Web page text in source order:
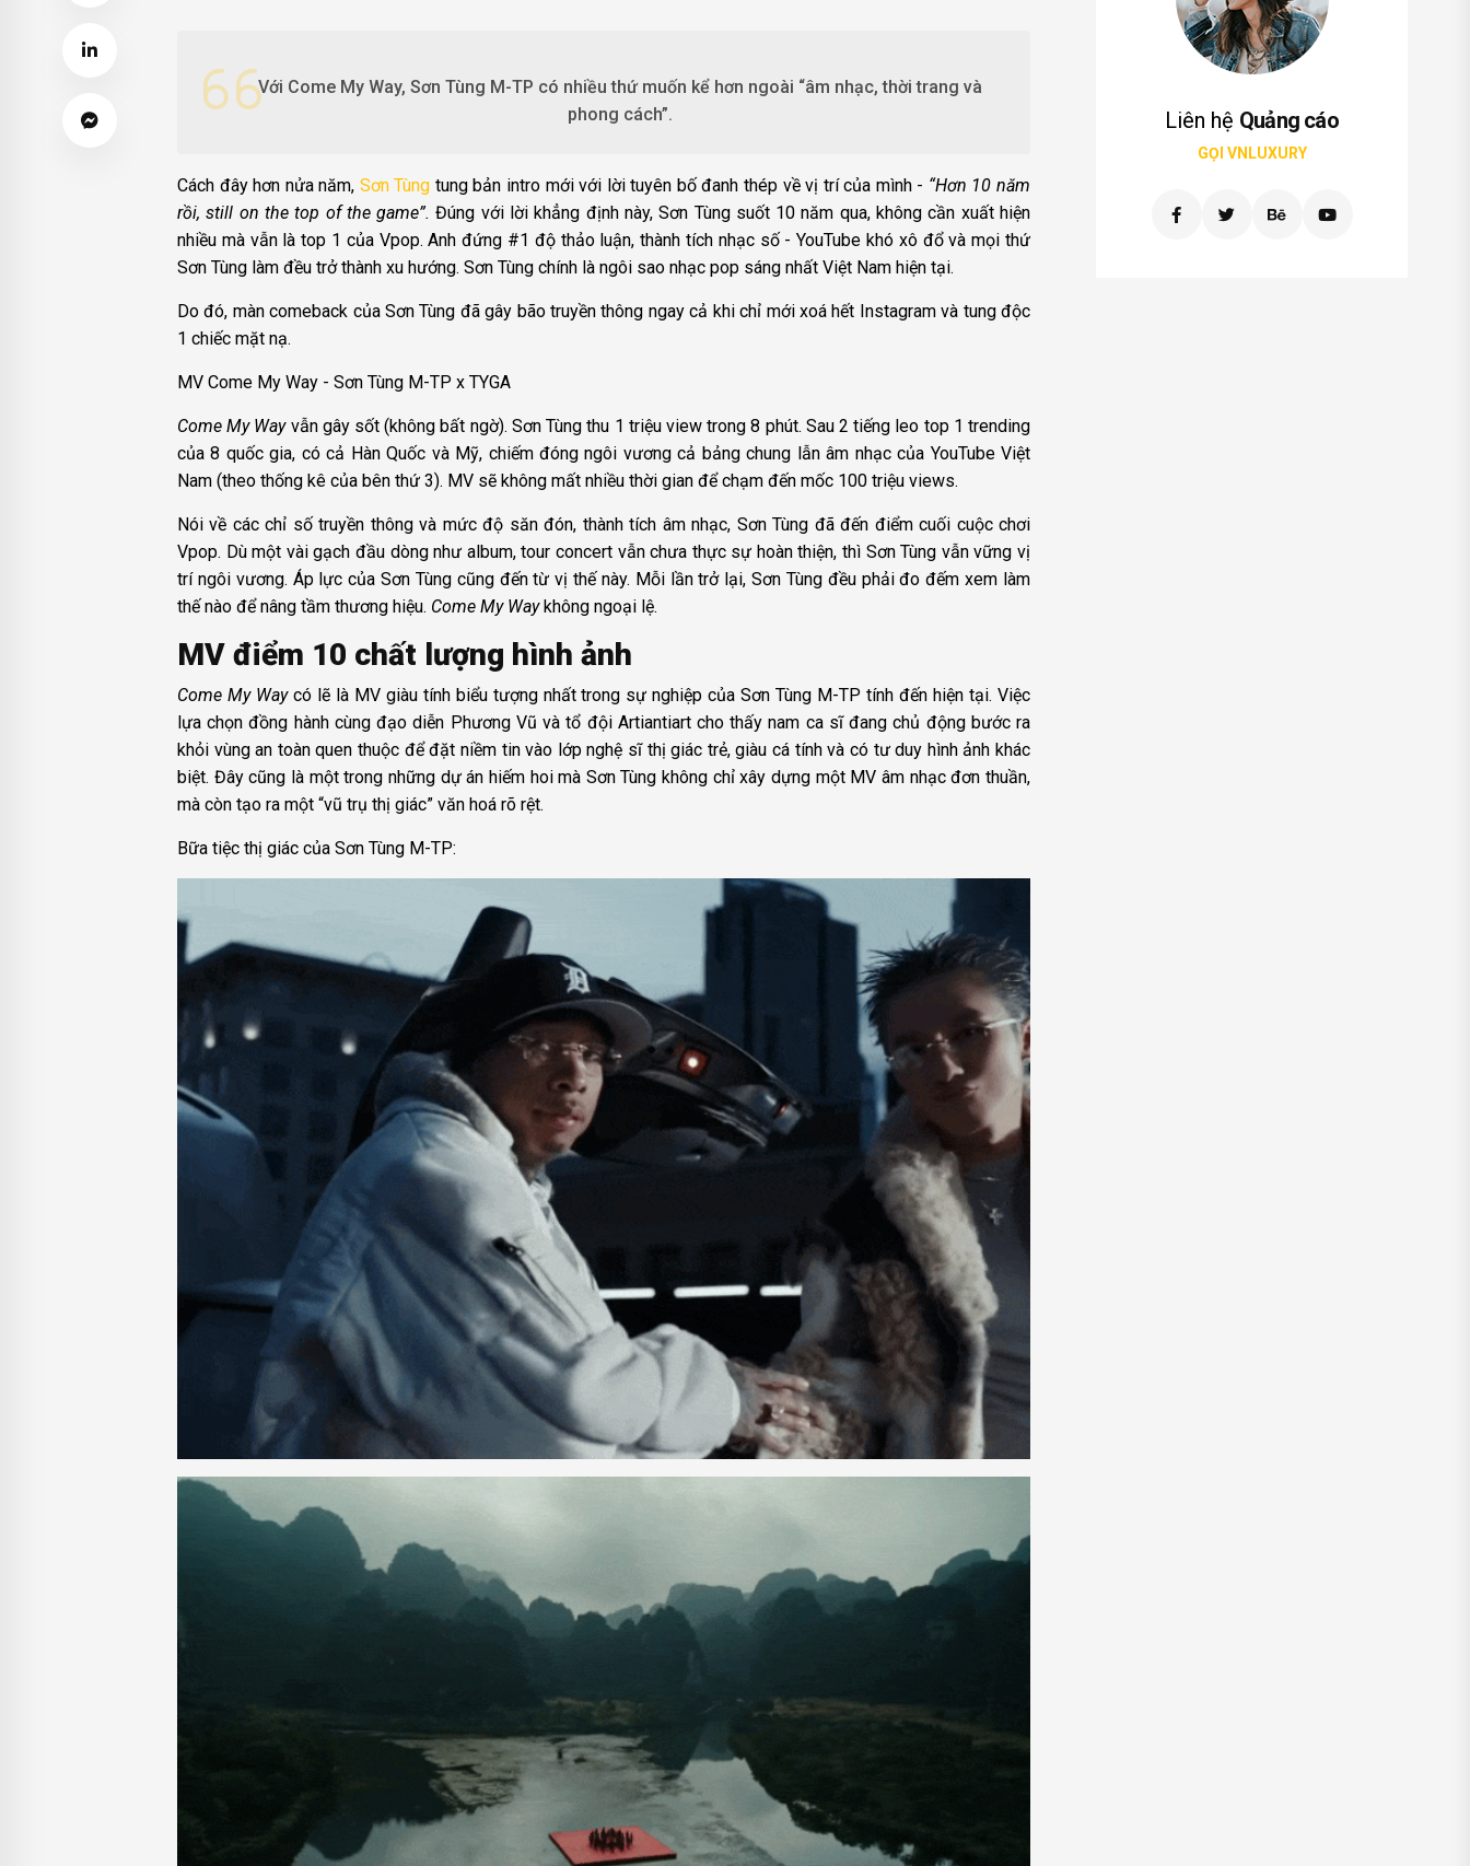
Với Come My Way, Sơn Tùng M-TP có nhiều thứ muốn kể hơn ngoài “âm nhạc, thời trang và
phong cách”.
Cách đây hơn nửa năm, Sơn Tùng tung bản intro mới với lời tuyên bố đanh thép về vị trí của mình - “Hơn 10 năm
rồi, still on the top of the game”.Đúng với lời khẳng định này, Sơn Tùng suốt 10 năm qua, không cần xuất hiện
nhiều mà vẫn là top 1 của Vpop. Anh đứng #1 độ thảo luận, thành tích nhạc số - YouTube khó xô đổ và mọi thứ
Sơn Tùng làm đều trở thành xu hướng. Sơn Tùng chính là ngôi sao nhạc pop sáng nhất Việt Nam hiện tại.
Do đó, màn comeback của Sơn Tùng đã gây bão truyền thông ngay cả khi chỉ mới xoá hết Instagram và tung độc
1 chiếc mặt nạ.
MV Come My Way - Sơn Tùng M-TP x TYGA
Come My Way vẫn gây sốt (không bất ngờ). Sơn Tùng thu 1 triệu view trong 8 phút. Sau 2 tiếng leo top 1 trending
của 8 quốc gia, có cả Hàn Quốc và Mỹ, chiếm đóng ngôi vương cả bảng chung lẫn âm nhạc của YouTube Việt
Nam (theo thống kê của bên thứ 3). MV sẽ không mất nhiều thời gian để chạm đến mốc 100 triệu views.
Nói về các chỉ số truyền thông và mức độ săn đón, thành tích âm nhạc, Sơn Tùng đã đến điểm cuối cuộc chơi
Vpop. Dù một vài gạch đầu dòng như album, tour concert vẫn chưa thực sự hoàn thiện, thì Sơn Tùng vẫn vững vị
trí ngôi vương. Áp lực của Sơn Tùng cũng đến từ vị thế này. Mỗi lần trở lại, Sơn Tùng đều phải đo đếm xem làm
thế nào để nâng tầm thương hiệu. Come My Way không ngoại lệ.
MV điểm 10 chất lượng hình ảnh
Come My Way có lẽ là MV giàu tính biểu tượng nhất trong sự nghiệp của Sơn Tùng M-TP tính đến hiện tại. Việc
lựa chọn đồng hành cùng đạo diễn Phương Vũ và tổ đội Artiantiart cho thấy nam ca sĩ đang chủ động bước ra
khỏi vùng an toàn quen thuộc để đặt niềm tin vào lớp nghệ sĩ thị giác trẻ, giàu cá tính và có tư duy hình ảnh khác
biệt. Đây cũng là một trong những dự án hiếm hoi mà Sơn Tùng không chỉ xây dựng một MV âm nhạc đơn thuần,
mà còn tạo ra một “vũ trụ thị giác” văn hoá rõ rệt.
Bữa tiệc thị giác của Sơn Tùng M-TP:
Liên hệ Quảng cáo
GỌI VNLUXURY